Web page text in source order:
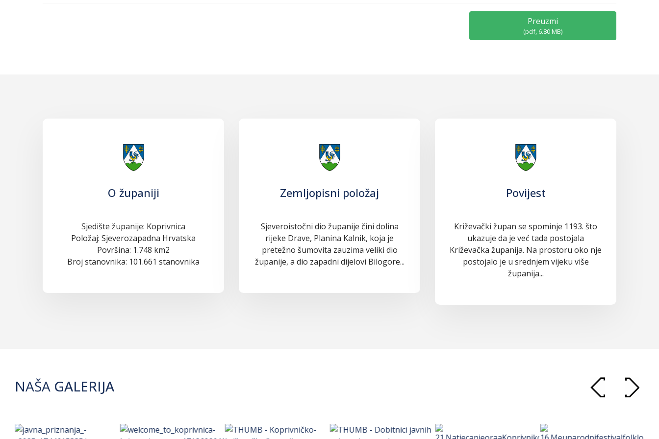
Preuzmi
(pdf, 6.80 MB)
O županiji
Sjedište županije: Koprivnica
Položaj: Sjeverozapadna Hrvatska
Površina: 1.748 km2
Broj stanovnika: 101.661 stanovnika
Zemljopisni položaj
Sjeveroistočni dio županije čini dolina
rijeke Drave, Planina Kalnik, koja je
pretežno šumovita zauzima veliki dio
županije, a dio zapadni dijelovi Bilogore...
Povijest
Križevački župan se spominje 1193. što
ukazuje da je već tada postojala
Križevačka županija. Na prostoru oko nje
postojalo je u srednjem vijeku više
županija...
NAŠA GALERIJA